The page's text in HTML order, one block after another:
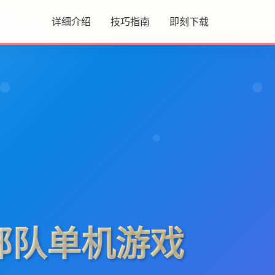
详细介绍 技巧指南 即刻下载
队单机游戏